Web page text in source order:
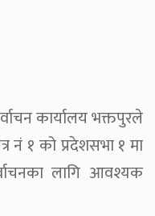
कार्यालय भक्तपुरले
नं १ को प्रदेशसभा १ मा
लागि आवश्यक